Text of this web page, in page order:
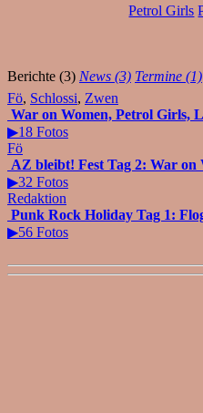
Petrol Girls
Berichte (3) News (3) Termine (1)
Fö, Schlossi, Zwen
War on Women, Petrol Girls,
▶18 Fotos
Fö
AZ bleibt! Fest Tag 2: War on
▶32 Fotos
Redaktion
Punk Rock Holiday Tag 1:
▶56 Fotos